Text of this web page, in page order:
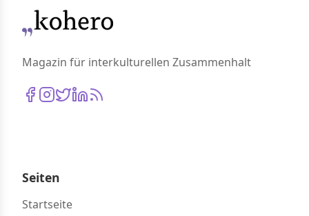
Magazin für interkulturellen Zusammenhalt
Seiten
Startseite